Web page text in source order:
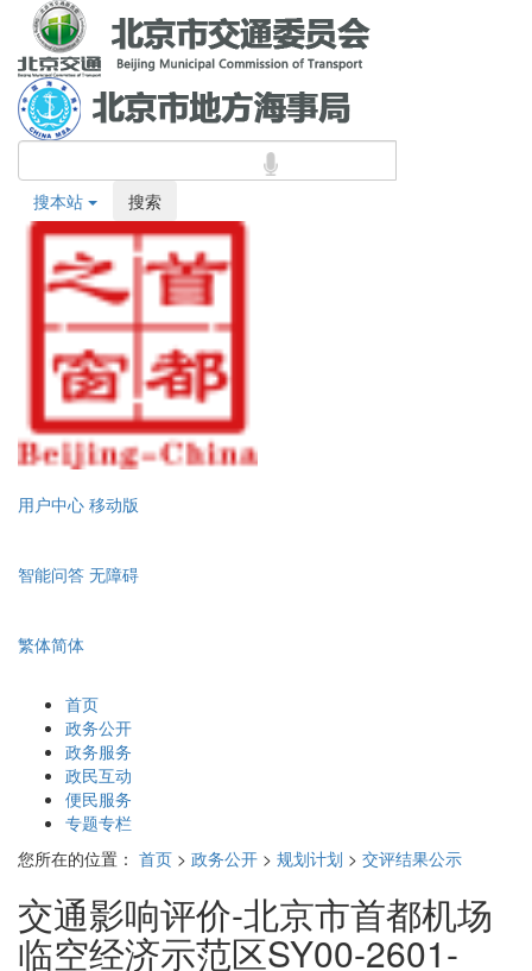
搜本站 搜索
用户中心 移动版
智能问答 无障碍
繁体简体
首页
政务公开
政务服务
政民互动
便民服务
专题专栏
您所在的位置： 首页 > 政务公开 > 规划计划 > 交评结果公示
交通影响评价-北京市首都机场
临空经济示范区SY00-2601-